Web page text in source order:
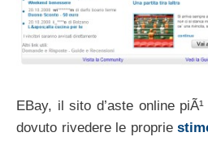
EBay, il sito d’aste online
dovuto rivedere le proprie